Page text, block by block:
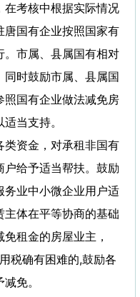
考核中根据实际情况
国有企业按照国家有
。市属、县属国有相对
时鼓励市属、县属国
国有企业做法减免房
当支持。
资金，对承租非国有
给予适当帮扶。鼓励
务业中小微企业用户适
体在平等协商的基础
租金的房屋业主，
税确有困难的,鼓励各
免。